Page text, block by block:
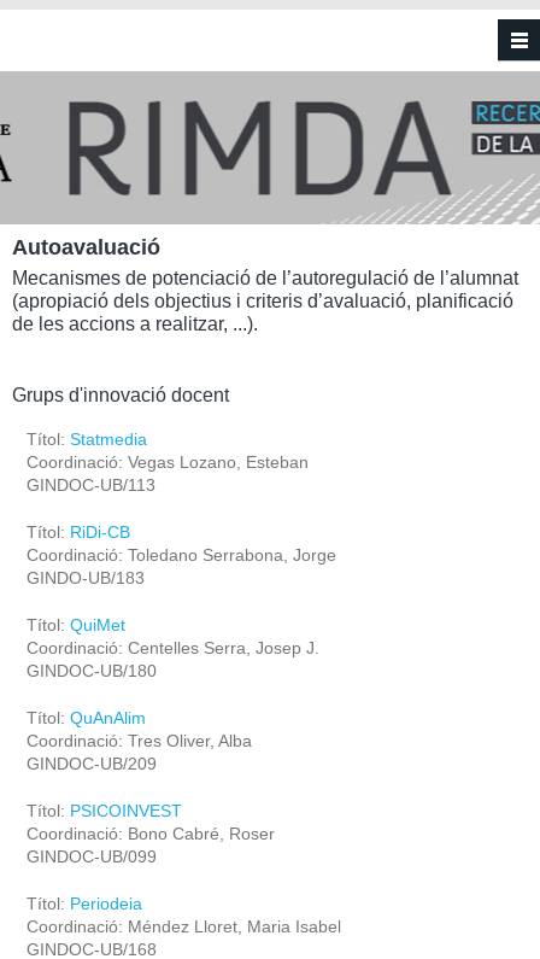
Vés al contingut
Autoavaluació
Mecanismes de potenciació de l’autoregulació de l’alumnat
(apropiació dels objectius i criteris d’avaluació, planificació
de les accions a realitzar, ...).
Grups d'innovació docent
Títol: Statmedia
Coordinació: Vegas Lozano, Esteban
GINDOC-UB/113
Títol: RiDi-CB
Coordinació: Toledano Serrabona, Jorge
GINDO-UB/183
Títol: QuiMet
Coordinació: Centelles Serra, Josep J.
GINDOC-UB/180
Títol: QuAnAlim
Coordinació: Tres Oliver, Alba
GINDOC-UB/209
Títol: PSICOINVEST
Coordinació: Bono Cabré, Roser
GINDOC-UB/099
Títol: Periodeia
Coordinació: Méndez Lloret, Maria Isabel
GINDOC-UB/168